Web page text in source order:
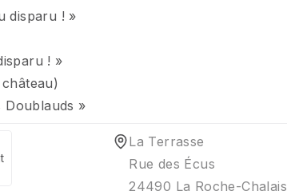
! »
! »
Doublauds »
La Terrasse
Rue des Écus
24490 La Roche-Chalais